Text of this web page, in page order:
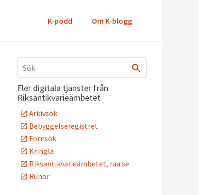
K-podd Om K-blogg
Fler digitala tjänster från
Riksantikvarieämbetet
Arkivsök
Bebyggelseregistret
Fornsök
Kringla
Riksantikvarieämbetet, raa.se
Runor